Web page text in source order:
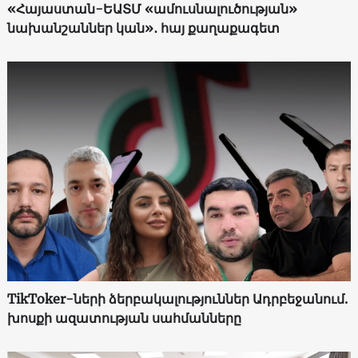
«Հայաստան-ԵԱՏՄ «ամուսնալուծության»
նախանշաններ կան»․ հայ քաղաքագետ
TikToker-ների ձերբակալություններ Ադրբեջանում.
խոսքի ազատության սահմանները